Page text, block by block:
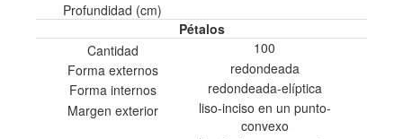
Profundidad (cm)
Pétalos
Cantidad
100
Forma externos
redondeada
Forma internos
redondeada-elíptica
Margen exterior
liso-inciso en un punto-
convexo